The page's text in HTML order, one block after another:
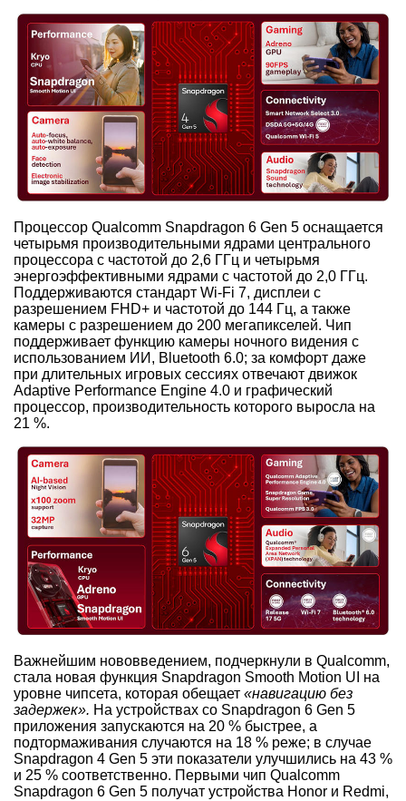
Процессор Qualcomm Snapdragon 6 Gen 5 оснащается
четырьмя производительными ядрами центрального
процессора с частотой до 2,6 ГГц и четырьмя
энергоэффективными ядрами с частотой до 2,0 ГГц.
Поддерживаются стандарт Wi-Fi 7, дисплеи с
разрешением FHD+ и частотой до 144 Гц, а также
камеры с разрешением до 200 мегапикселей. Чип
поддерживает функцию камеры ночного видения с
использованием ИИ, Bluetooth 6.0; за комфорт даже
при длительных игровых сессиях отвечают движок
Adaptive Performance Engine 4.0 и графический
процессор, производительность которого выросла на
21 %.
Важнейшим нововведением, подчеркнули в Qualcomm,
стала новая функция Snapdragon Smooth Motion UI на
уровне чипсета, которая обещает «навигацию без
задержек». На устройствах со Snapdragon 6 Gen 5
приложения запускаются на 20 % быстрее, а
подтормаживания случаются на 18 % реже; в случае
Snapdragon 4 Gen 5 эти показатели улучшились на 43 %
и 25 % соответственно. Первыми чип Qualcomm
Snapdragon 6 Gen 5 получат устройства Honor и Redmi,